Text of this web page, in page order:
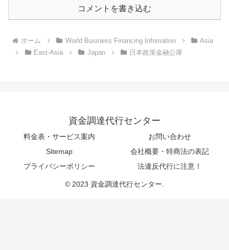
コメントを書き込む
ホーム World Business Financing Infomation
Asia
East-Asia
Japan 日本政策金融公庫
資金調達代行センター
料金表・サービス案内
お問い合わせ
Sitemap
会社概要・特商法の表記
プライバシーポリシー
法違反代行に注意！
© 2023 資金調達代行センター.